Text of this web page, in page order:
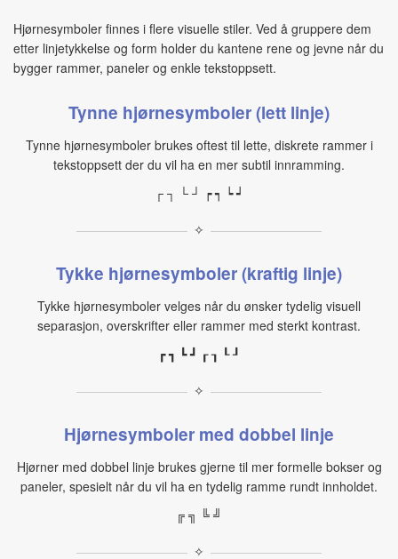
Hjørnesymboler finnes i flere visuelle stiler. Ved å gruppere dem
etter linjetykkelse og form holder du kantene rene og jevne når du
bygger rammer, paneler og enkle tekstoppsett.
Tynne hjørnesymboler (lett linje)
Tynne hjørnesymboler brukes oftest til lette, diskrete rammer i
tekstoppsett der du vil ha en mer subtil innramming.
┌ ┐ └ ┘ ┍ ┑ ┕ ┙
✧
Tykke hjørnesymboler (kraftig linje)
Tykke hjørnesymboler velges når du ønsker tydelig visuell
separasjon, overskrifter eller rammer med sterkt kontrast.
┏ ┓ ┗ ┛ ┎ ┒ ┖ ┚
✧
Hjørnesymboler med dobbel linje
Hjørner med dobbel linje brukes gjerne til mer formelle bokser og
paneler, spesielt når du vil ha en tydelig ramme rundt innholdet.
╔ ╗ ╚ ╝
✧